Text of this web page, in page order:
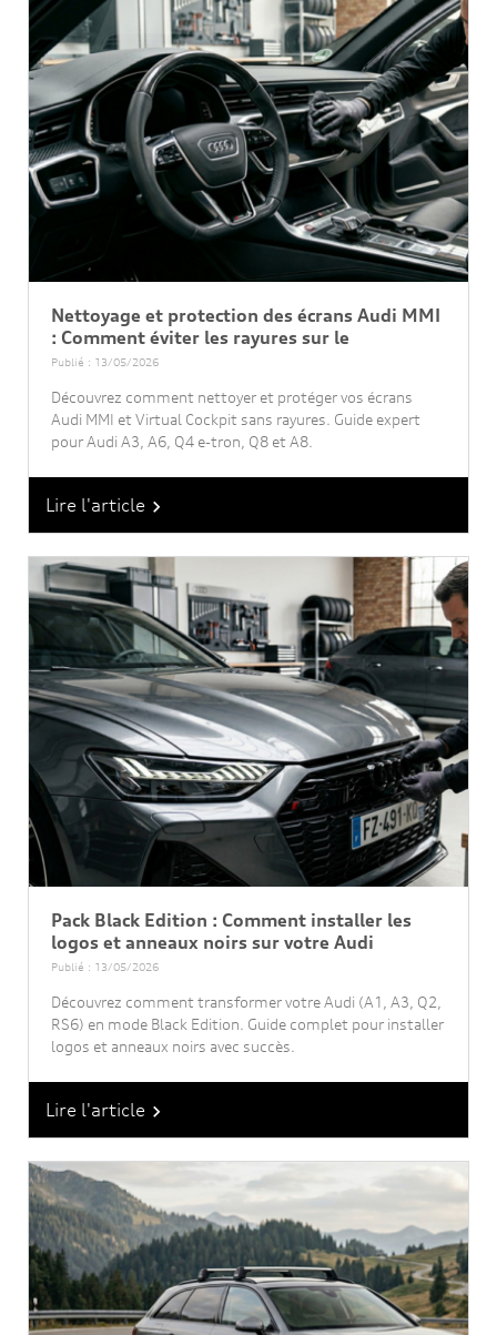
Nettoyage et protection des écrans Audi MMI
: Comment éviter les rayures sur le
Publié : 13/05/2026
Découvrez comment nettoyer et protéger vos écrans
Audi MMI et Virtual Cockpit sans rayures. Guide expert
pour Audi A3, A6, Q4 e-tron, Q8 et A8.
Lire l'article 
Pack Black Edition : Comment installer les
logos et anneaux noirs sur votre Audi
Publié : 13/05/2026
Découvrez comment transformer votre Audi (A1, A3, Q2,
RS6) en mode Black Edition. Guide complet pour installer
logos et anneaux noirs avec succès.
Lire l'article 